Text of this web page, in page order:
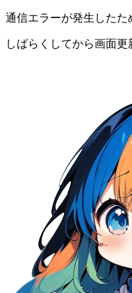
通信エラーが発生したた
しばらくしてから画面更